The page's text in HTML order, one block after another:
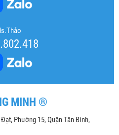
MINH ®
Phường 15, Quận Tân Bình,